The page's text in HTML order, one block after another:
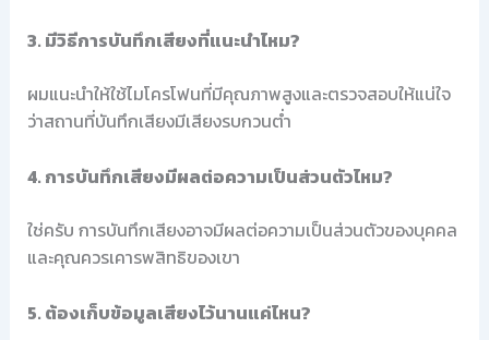
3. มีวิธีการบันทึกเสียงที่แนะนำไหม?
ผมแนะนำให้ใช้ไมโครโฟนที่มีคุณภาพสูงและตรวจสอบให้แน่ใจ
ว่าสถานที่บันทึกเสียงมีเสียงรบกวนต่ำ
4. การบันทึกเสียงมีผลต่อความเป็นส่วนตัวไหม?
ใช่ครับ การบันทึกเสียงอาจมีผลต่อความเป็นส่วนตัวของบุคคล
และคุณควรเคารพสิทธิของเขา
5. ต้องเก็บข้อมูลเสียงไว้นานแค่ไหน?